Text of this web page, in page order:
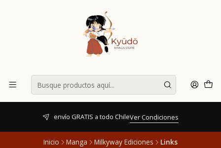
envío GRATIS a todo ChileVer Condiciones
Inicio Manga Milkyway Ediciones Links